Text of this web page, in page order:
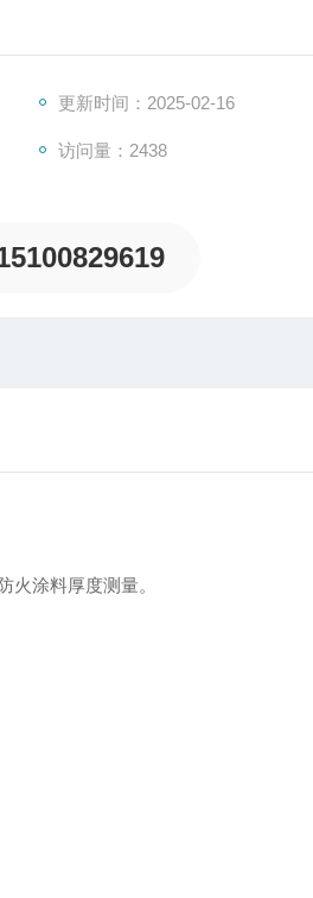
更新时间：2025-02-16
访问量：2438
火涂料厚度测量。